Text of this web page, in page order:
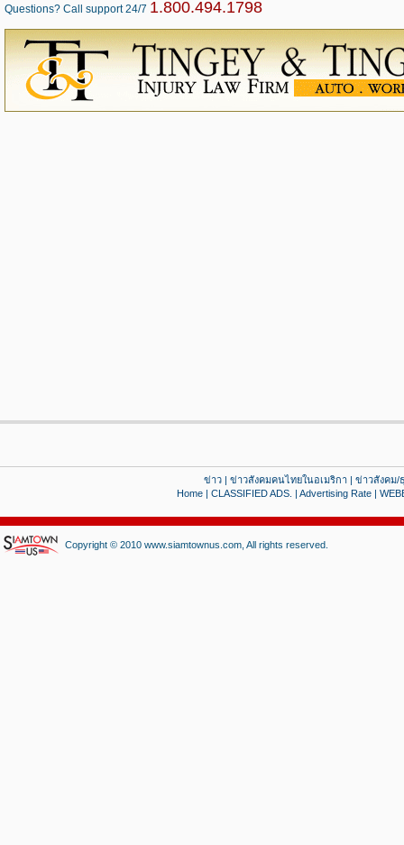
Questions? Call support 24/7 1.800.494.1798
ข่าว| ข่าวสังคมคนไทยในอเมริกา| ข่าวสังคม/
Home| CLASSIFIED ADS. | Advertising Rate|
Copyright © 2010 www.siamtownus.com, All rights reserved.